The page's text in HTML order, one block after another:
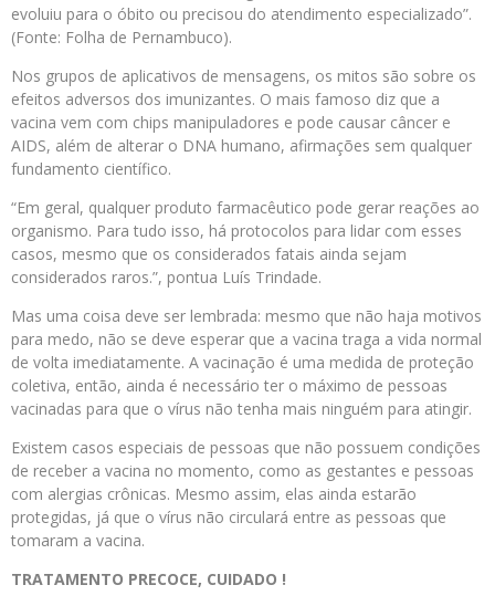
evoluiu para o óbito ou precisou do atendimento especializado”.
(Fonte: Folha de Pernambuco).
Nos grupos de aplicativos de mensagens, os mitos são sobre os
efeitos adversos dos imunizantes. O mais famoso diz que a
vacina vem com chips manipuladores e pode causar câncer e
AIDS, além de alterar o DNA humano, afirmações sem qualquer
fundamento científico.
“Em geral, qualquer produto farmacêutico pode gerar reações ao
organismo. Para tudo isso, há protocolos para lidar com esses
casos, mesmo que os considerados fatais ainda sejam
considerados raros.”, pontua Luís Trindade.
Mas uma coisa deve ser lembrada: mesmo que não haja motivos
para medo, não se deve esperar que a vacina traga a vida normal
de volta imediatamente. A vacinação é uma medida de proteção
coletiva, então, ainda é necessário ter o máximo de pessoas
vacinadas para que o vírus não tenha mais ninguém para atingir.
Existem casos especiais de pessoas que não possuem condições
de receber a vacina no momento, como as gestantes e pessoas
com alergias crônicas. Mesmo assim, elas ainda estarão
protegidas, já que o vírus não circulará entre as pessoas que
tomaram a vacina.
TRATAMENTO PRECOCE, CUIDADO !